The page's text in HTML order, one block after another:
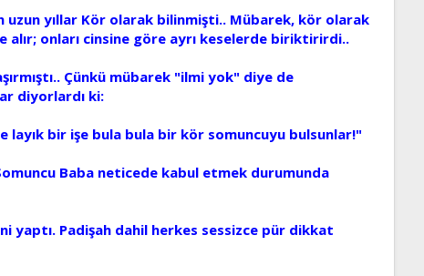
uzun yıllar Kör olarak bilinmişti.. Mübarek, kör olarak
alır; onları cinsine göre ayrı keselerde biriktirirdi..
Çünkü mübarek "ilmi yok" diye de
diyorlardı ki:
bir işe bula bula bir kör somuncuyu bulsunlar!"
Baba neticede kabul etmek durumunda
yaptı. Padişah dahil herkes sessizce pür dikkat